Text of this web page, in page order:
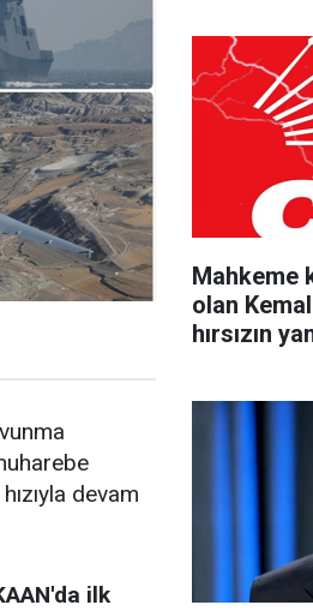
devam
ilk
Mahkeme
olan
hırsızın